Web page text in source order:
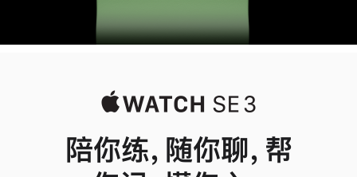
陪你练，随你聊，帮